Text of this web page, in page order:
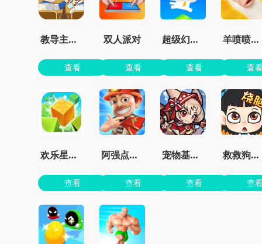
教导主任模拟器
查看
双人派对
查看
超级幻影猫2无限钻石
查看
羊喷喷疯了无限金币
查
欢乐星星碰最新版
查看
阿强点点消官方版
查看
宠物基地最新版本
查看
救救狗狗蜜蜂
查